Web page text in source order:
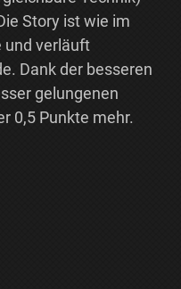
Story ist wie im
und verläuft
Dank der besseren
gelungenen
0,5 Punkte mehr.